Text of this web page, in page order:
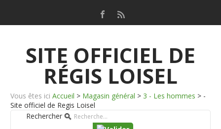
SITE OFFICIEL DE
RÉGIS LOISEL
Vous êtes ici Accueil > Magasin général > 3 - Les hommes > -
Site officiel de Regis Loisel
Rechercher